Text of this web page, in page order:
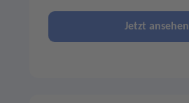
Jetzt ansehen